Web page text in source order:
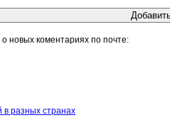
новых коментариях по почте
разных странах